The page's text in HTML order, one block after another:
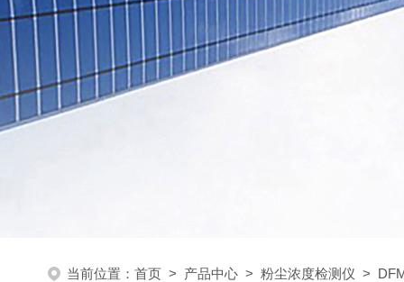
当前位置： 首页 > 产品中心 > 粉尘浓度检测仪 >